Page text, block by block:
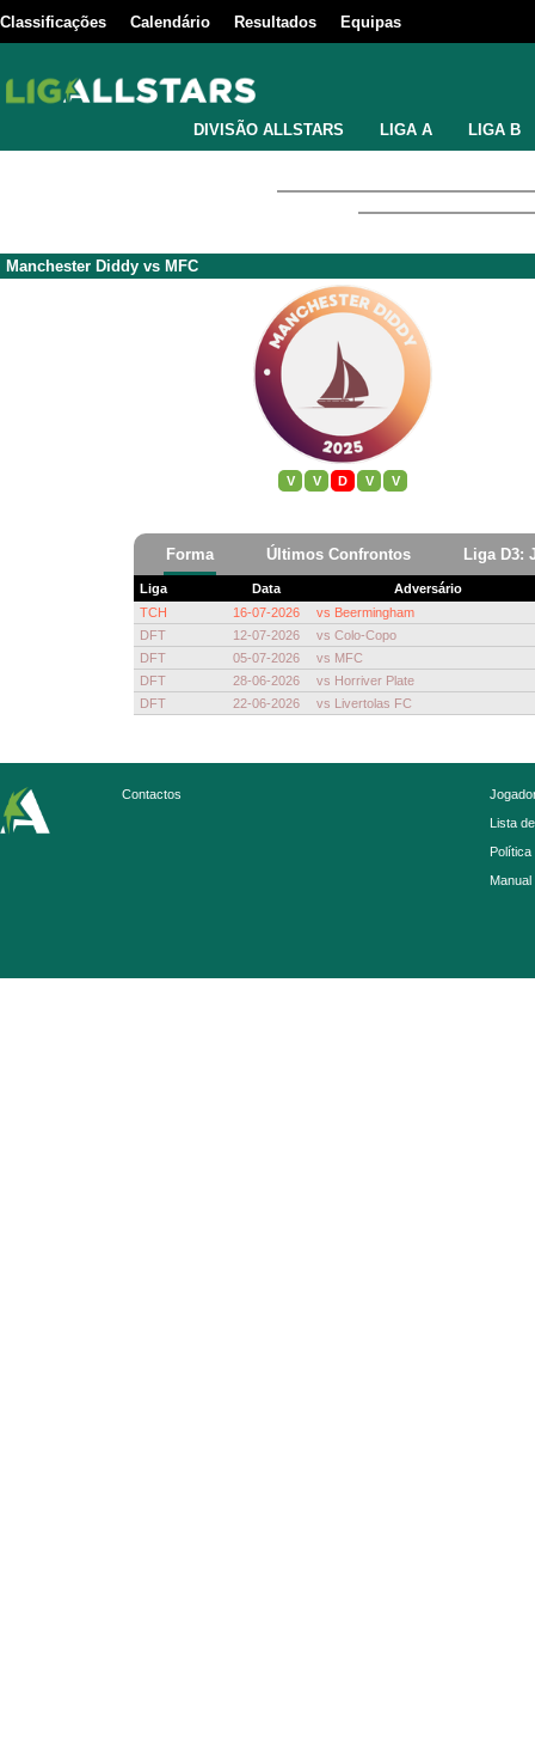
Classificações Calendário Resultados Equipas
DIVISÃO ALLSTARS LIGA A LIGA B
Manchester Diddy vs MFC
V V D V V
Forma Últimos Confrontos Liga D3:
Liga Data
Adversário
TCH
16-07-2026 vs Beermingham
DFT
12-07-2026 vs Colo-Copo
DFT
05-07-2026 vs MFC
DFT
28-06-2026 vs Horriver Plate
DFT
22-06-2026 vs Livertolas FC
Contactos
Lista
Política